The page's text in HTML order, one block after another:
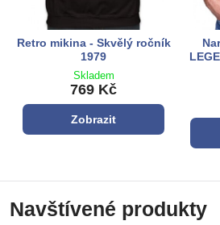
Retro mikina - Skvělý ročník
1979
Skladem
769 Kč
Zobrazit
Navštívené produkty